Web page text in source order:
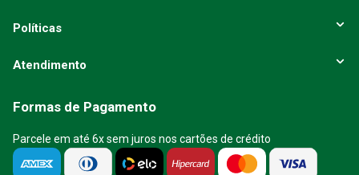
Políticas
Atendimento
Formas de Pagamento
Parcele em até 6x sem juros nos cartões de crédito